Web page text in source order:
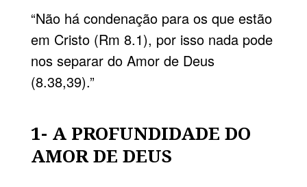
“Não há condenação para os que estão
em Cristo (Rm 8.1), por isso nada pode
nos separar do Amor de Deus
(8.38,39).”
1- A PROFUNDIDADE DO
AMOR DE DEUS